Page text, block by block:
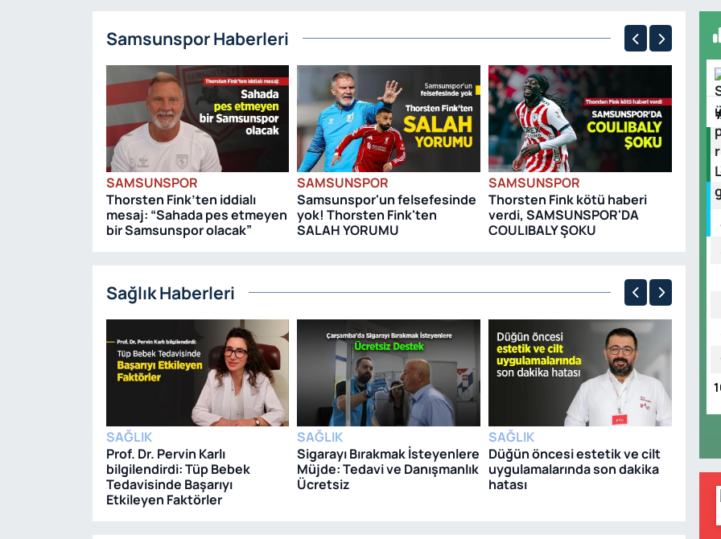
Samsunspor Haberleri
SAMSUNSPOR
Thorsten Fink’ten iddialı
mesaj: “Sahada pes etmeyen
bir Samsunspor olacak”
SAMSUNSPOR
Samsunspor'un felsefesinde
yok! Thorsten Fink'ten
SALAH YORUMU
SAMSUNSPOR
Thorsten Fink kötü haberi
verdi, SAMSUNSPOR'DA
COULIBALY ŞOKU
Igor
Sağlık Haberleri
SAĞLIK
Prof. Dr. Pervin Karlı
bilgilendirdi: Tüp Bebek
Tedavisinde Başarıyı
Etkileyen Faktörler
SAĞLIK
Sigarayı Bırakmak İsteyenlere
Müjde: Tedavi ve Danışmanlık
Ücretsiz
SAĞLIK
Düğün öncesi estetik ve cilt
uygulamalarında son dakika
hatası
Uzm.